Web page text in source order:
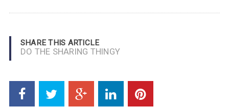
SHARE THIS ARTICLE
DO THE SHARING THINGY